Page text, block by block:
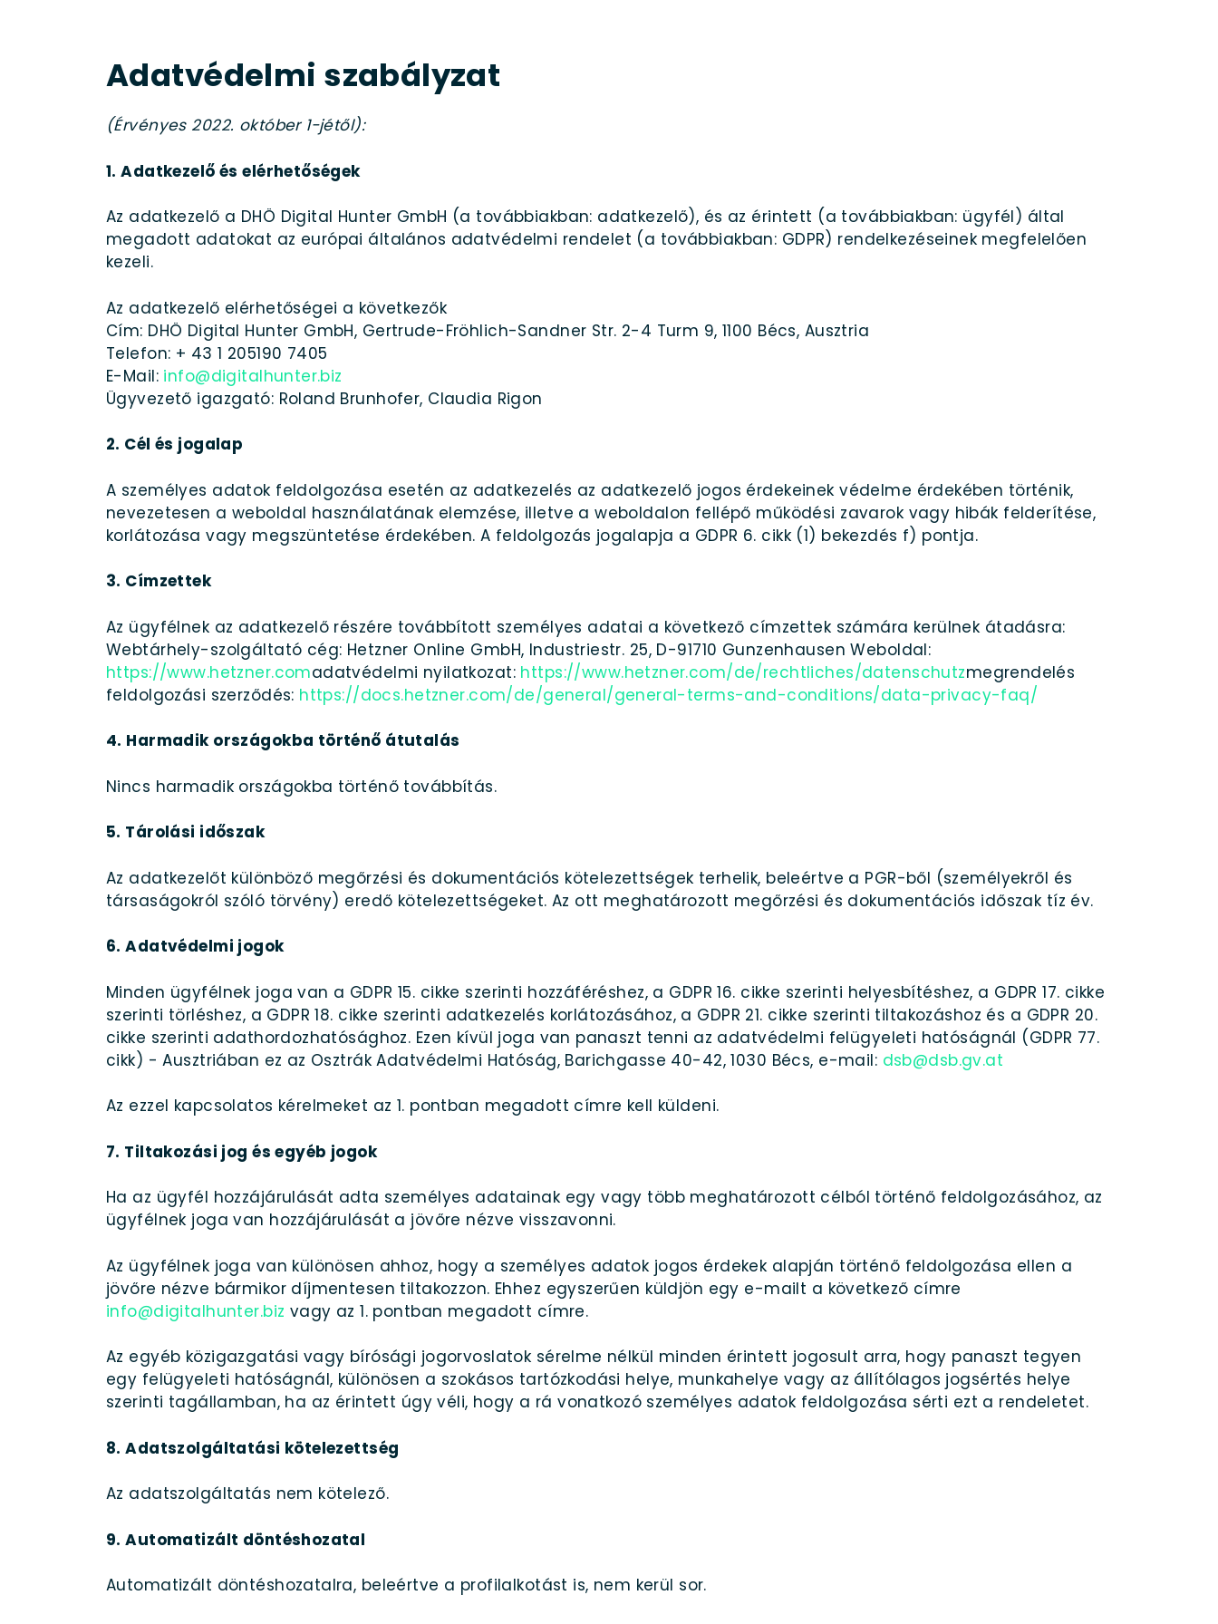
Adatvédelmi szabályzat
(Érvényes 2022. október 1-jétől):
1. Adatkezelő és elérhetőségek
Az adatkezelő a DHÖ Digital Hunter GmbH (a továbbiakban: adatkezelő), és az érintett (a továbbiakban: ügyfél) által
megadott adatokat az európai általános adatvédelmi rendelet (a továbbiakban: GDPR) rendelkezéseinek megfelelően
kezeli.
Az adatkezelő elérhetőségei a következők
Cím: DHÖ Digital Hunter GmbH, Gertrude-Fröhlich-Sandner Str. 2-4 Turm 9, 1100 Bécs, Ausztria
Telefon: + 43 1 205190 7405
E-Mail: info@digitalhunter.biz
Ügyvezető igazgató: Roland Brunhofer, Claudia Rigon
2. Cél és jogalap
A személyes adatok feldolgozása esetén az adatkezelés az adatkezelő jogos érdekeinek védelme érdekében történik,
nevezetesen a weboldal használatának elemzése, illetve a weboldalon fellépő működési zavarok vagy hibák felderítése,
korlátozása vagy megszüntetése érdekében. A feldolgozás jogalapja a GDPR 6. cikk (1) bekezdés f) pontja.
3. Címzettek
Az ügyfélnek az adatkezelő részére továbbított személyes adatai a következő címzettek számára kerülnek átadásra:
Webtárhely-szolgáltató cég: Hetzner Online GmbH, Industriestr. 25, D-91710 Gunzenhausen Weboldal:
https://www.hetzner.comadatvédelmi nyilatkozat: https://www.hetzner.com/de/rechtliches/datenschutzmegrendelés
feldolgozási szerződés: https://docs.hetzner.com/de/general/general-terms-and-conditions/data-privacy-faq/
4. Harmadik országokba történő átutalás
Nincs harmadik országokba történő továbbítás.
5. Tárolási időszak
Az adatkezelőt különböző megőrzési és dokumentációs kötelezettségek terhelik, beleértve a PGR-ből (személyekről és
társaságokról szóló törvény) eredő kötelezettségeket. Az ott meghatározott megőrzési és dokumentációs időszak tíz év.
6. Adatvédelmi jogok
Minden ügyfélnek joga van a GDPR 15. cikke szerinti hozzáféréshez, a GDPR 16. cikke szerinti helyesbítéshez, a GDPR 17. cikke
szerinti törléshez, a GDPR 18. cikke szerinti adatkezelés korlátozásához, a GDPR 21. cikke szerinti tiltakozáshoz és a GDPR 20.
cikke szerinti adathordozhatósághoz. Ezen kívül joga van panaszt tenni az adatvédelmi felügyeleti hatóságnál (GDPR 77.
cikk) - Ausztriában ez az Osztrák Adatvédelmi Hatóság, Barichgasse 40-42, 1030 Bécs, e-mail: dsb@dsb.gv.at
Az ezzel kapcsolatos kérelmeket az 1. pontban megadott címre kell küldeni.
7. Tiltakozási jog és egyéb jogok
Ha az ügyfél hozzájárulását adta személyes adatainak egy vagy több meghatározott célból történő feldolgozásához, az
ügyfélnek joga van hozzájárulását a jövőre nézve visszavonni.
Az ügyfélnek joga van különösen ahhoz, hogy a személyes adatok jogos érdekek alapján történő feldolgozása ellen a
jövőre nézve bármikor díjmentesen tiltakozzon. Ehhez egyszerűen küldjön egy e-mailt a következő címre
info@digitalhunter.biz vagy az 1. pontban megadott címre.
Az egyéb közigazgatási vagy bírósági jogorvoslatok sérelme nélkül minden érintett jogosult arra, hogy panaszt tegyen
egy felügyeleti hatóságnál, különösen a szokásos tartózkodási helye, munkahelye vagy az állítólagos jogsértés helye
szerinti tagállamban, ha az érintett úgy véli, hogy a rá vonatkozó személyes adatok feldolgozása sérti ezt a rendeletet.
8. Adatszolgáltatási kötelezettség
Az adatszolgáltatás nem kötelező.
9. Automatizált döntéshozatal
Automatizált döntéshozatalra, beleértve a profilalkotást is, nem kerül sor.